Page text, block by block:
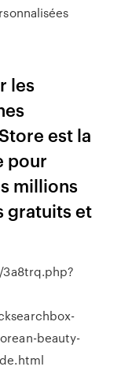
les
est la
pour
millions
gratuits et
beauty-